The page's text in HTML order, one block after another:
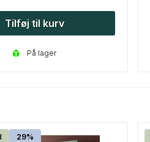
Tilføj til kurv
på lager
29%